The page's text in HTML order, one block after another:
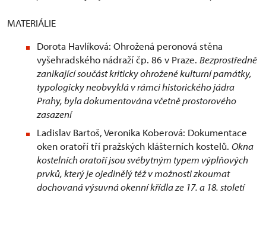
MATERIÁLIE
Dorota Havlíková: Ohrožená peronová stěna
vyšehradského nádraží čp. 86 v Praze. Bezprostředně
zanikající součást kriticky ohrožené kulturní památky,
typologicky neobvyklá v rámci historického jádra
Prahy, byla dokumentována včetně prostorového
zasazení
Ladislav Bartoš, Veronika Koberová: Dokumentace
oken oratoří tří pražských klášterních kostelů. Okna
kostelních oratoří jsou svébytným typem výplňových
prvků, který je ojedinělý též v možnosti zkoumat
dochovaná výsuvná okenní křídla ze 17. a 18. století